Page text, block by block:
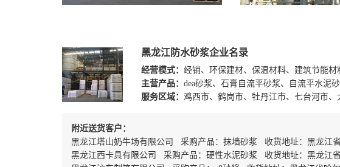
黑龙江防水砂浆企业名录
经营模式： 经销、环保建材、保温材料、建筑节能材
主营产品： dea砂浆、石膏自流平砂浆、自流平水泥
服务区域： 鸡西市、鹤岗市、牡丹江市、七台河市、
附近送货客户：
黑龙江塔山奶牛场有限公司 采购产品：抹墙砂浆 收货地址：黑龙江
黑龙江西卡具有限公司 采购产品：硬性水泥砂浆 收货地址：黑龙江